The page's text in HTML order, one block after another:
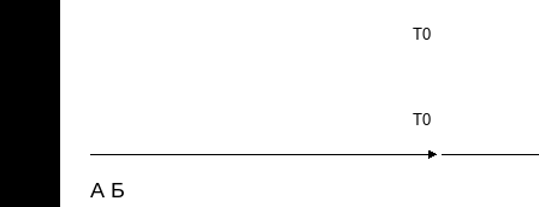
T0
T0
А Б